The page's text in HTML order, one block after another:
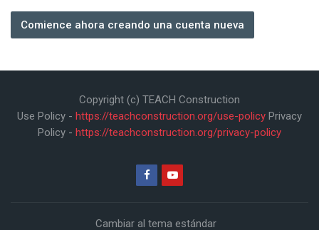
Comience ahora creando una cuenta nueva
Copyright (c) TEACH Construction
Use Policy - https://teachconstruction.org/use-policy Privacy
Policy - https://teachconstruction.org/privacy-policy
Cambiar al tema estándar